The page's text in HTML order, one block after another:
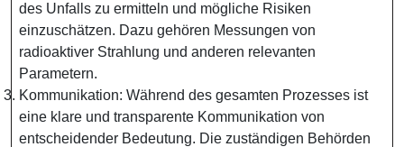
des Unfalls zu ermitteln und mögliche Risiken
einzuschätzen. Dazu gehören Messungen von
radioaktiver Strahlung und anderen relevanten
Parametern.
Kommunikation: Während des gesamten Prozesses ist
eine klare und transparente Kommunikation von
entscheidender Bedeutung. Die zuständigen Behörden